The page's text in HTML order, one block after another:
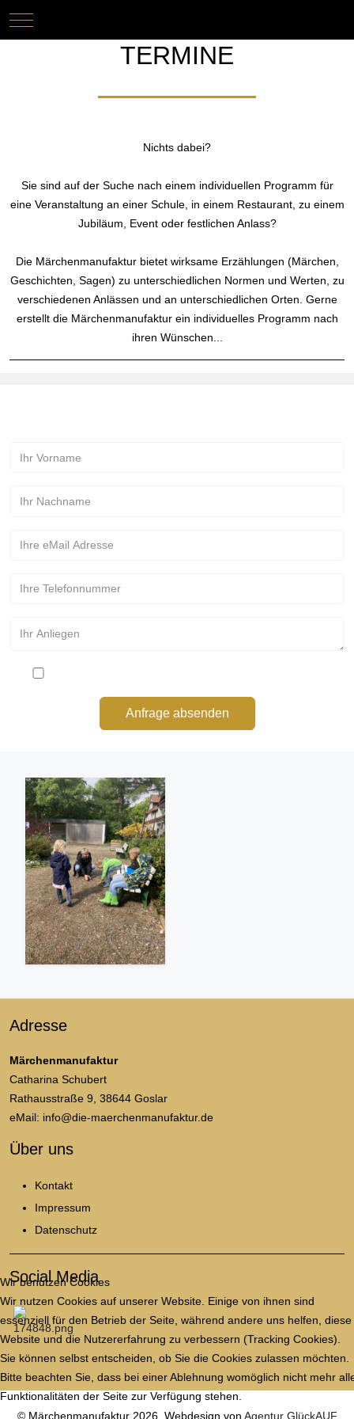
Mobile Menu Toggle
TERMINE
Nichts dabei?
Sie sind auf der Suche nach einem individuellen Programm für
eine Veranstaltung an einer Schule, in einem Restaurant, zu einem
Jubiläum, Event oder festlichen Anlass?
Die Märchenmanufaktur bietet wirksame Erzählungen (Märchen,
Geschichten, Sagen) zu unterschiedlichen Normen und Werten, zu
verschiedenen Anlässen und an unterschiedlichen Orten. Gerne
erstellt die Märchenmanufaktur ein individuelles Programm nach
ihren Wünschen...
Anfrage absenden
Adresse
Märchenmanufaktur
Catharina Schubert
Rathausstraße 9, 38644 Goslar
eMail: info@die-maerchenmanufaktur.de
Über uns
Kontakt
Impressum
Datenschutz
Social Media
© Märchenmanufaktur 2026, Webdesign von Agentur GlückAUF
Wir benutzen Cookies
Wir nutzen Cookies auf unserer Website. Einige von ihnen sind
essenziell für den Betrieb der Seite, während andere uns helfen, diese
Website und die Nutzererfahrung zu verbessern (Tracking Cookies).
Sie können selbst entscheiden, ob Sie die Cookies zulassen möchten.
Bitte beachten Sie, dass bei einer Ablehnung womöglich nicht mehr
Funktionalitäten der Seite zur Verfügung stehen.